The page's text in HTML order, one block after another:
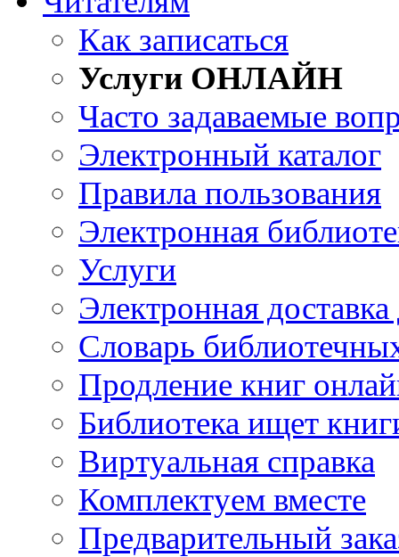
Как записаться
Услуги ОНЛАЙН
Часто задаваемые
Электронный каталог
Правила пользования
Электронная
Услуги
Электронная
Словарь
Продление книг
Библиотека ищет
Виртуальная справка
Комплектуем вместе
Предварительный